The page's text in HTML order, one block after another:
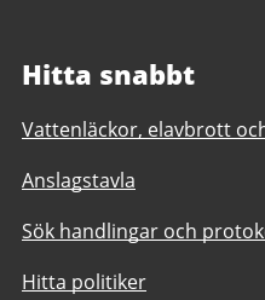
Hitta snabbt
Vattenläckor, elavbrott
Anslagstavla
Sök handlingar och
Hitta politiker